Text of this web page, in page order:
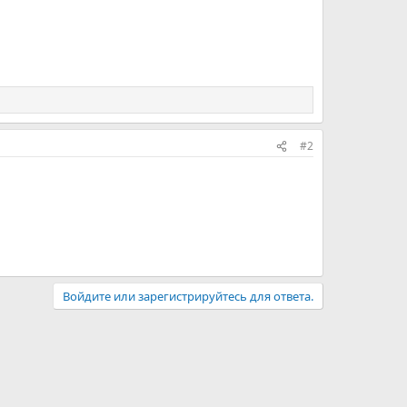
#2
Войдите или зарегистрируйтесь для ответа.